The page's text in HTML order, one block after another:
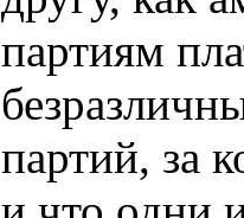
партиям
партий, за